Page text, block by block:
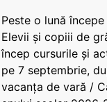
Peste o lună începe
Elevii și copiii de
încep cursurile și
pe 7 septembrie,
vacanța de vară /